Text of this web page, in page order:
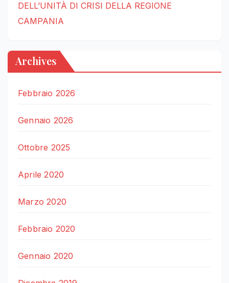
DELL’UNITÀ DI CRISI DELLA REGIONE
CAMPANIA
Archives
Febbraio 2026
Gennaio 2026
Ottobre 2025
Aprile 2020
Marzo 2020
Febbraio 2020
Gennaio 2020